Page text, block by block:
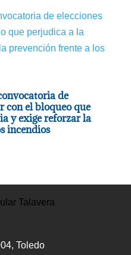
de
con el bloqueo que
y exige reforzar la
incendios
Toledo